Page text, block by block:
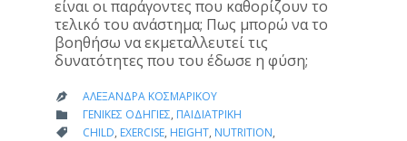
είναι οι παράγοντες που καθορίζουν το
τελικό του ανάστημα; Πως μπορώ να το
βοηθήσω να εκμεταλλευτεί τις
δυνατότητες που του έδωσε η φύση;
 ΑΛΕΞΆΝΔΡΑ ΚΟΣΜΑΡΊΚΟΥ
 CATEGORY
ΓΕΝΙΚΈΣ ΟΔΗΓΊΕΣ, ΠΑΙΔΙΑΤΡΙΚΉ
 CATEGORY
CHILD, EXERCISE, HEIGHT, NUTRITION,